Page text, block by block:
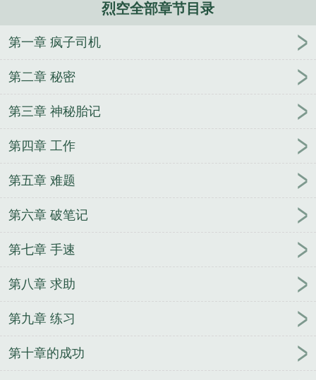
烈空全部章节目录
第一章 疯子司机
第二章 秘密
第三章 神秘胎记
第四章 工作
第五章 难题
第六章 破笔记
第七章 手速
第八章 求助
第九章 练习
第十章的成功